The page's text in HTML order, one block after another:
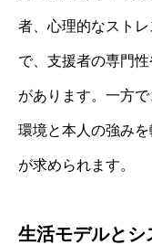
者、心理的なスト
で、支援者の専門
があります。一方
環境と本人の強み
が求められます。
生活モデルとシ